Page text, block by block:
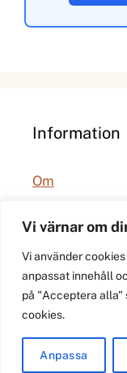
Vi värnar om
Vi använder
anpassat innehåll
på "Acceptera alla"
cookies.
Anpassa
Information
Om